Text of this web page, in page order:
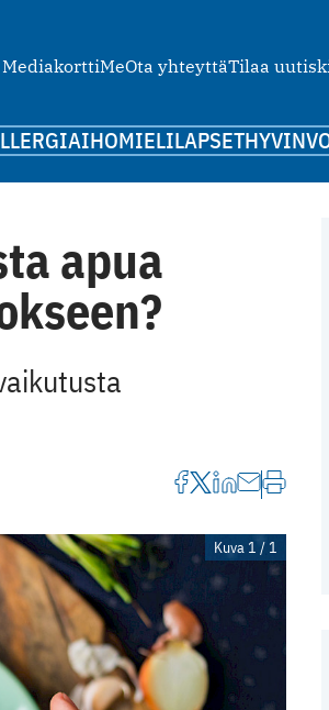
MediakorttiMeOta yhteyttäTilaa
IHOMIELILAPSET
apua
Kuva 1 / 1